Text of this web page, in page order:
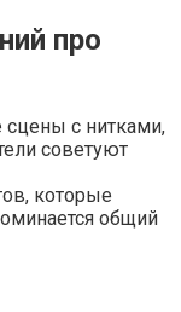
про
с нитками,
советуют
которые
общий